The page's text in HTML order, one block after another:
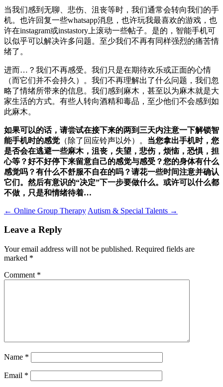
当我们感到无聊、悲伤、沮丧等时，我们通常会转向我们的手
机。也许回复一些whatsapp消息，也许玩我最喜欢的游戏，也
许在instagram或instastory上滚动一些帖子。是的，智能手机可
以似乎可以解决许多问题。至少我们不再有同样强烈的痛苦情
绪了。
进而…？我们不再感受。我们只是在期待欢乐或正面的心情
（而它们并不会持久）。我们不再理解出了什么问题，我们忽
略了情绪所带来的信息。我们感到麻木，甚至以为麻木就是大
家生活的方式。有些人转向酒精和毒品，至少他们不会感到如
此麻木。
如果可以的话，请尝试在接下来的两到三天内注意一下解锁智
能手机时的感觉（除了回应铃声以外）。 当您拿出手机时，您
是否会在逃避一些麻木，沮丧，失望，悲伤，烦恼，恐惧，担
心等？好不好停下来留意自己的感觉与感受？您的身体有什么
感觉吗？有什么不舒服不自在的吗？请花一些时间注意并确认
它们。然后有意识的“决定”下一步要做什么。或许可以什么都
不做，只是和情绪待着…
Post
navigation
← Online Group Therapy Autism & Special Talents →
Leave a Reply
Your email address will not be published. Required fields are
marked *
Comment *
Name *
Email *